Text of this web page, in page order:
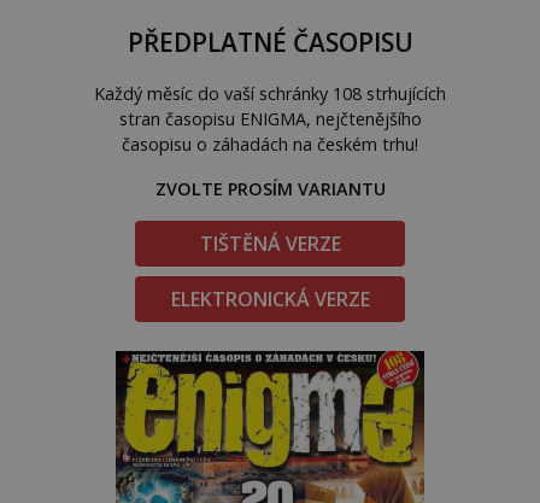
PŘEDPLATNÉ ČASOPISU
Každý měsíc do vaší schránky 108 strhujících
stran časopisu ENIGMA, nejčtenějšího
časopisu o záhadách na českém trhu!
ZVOLTE PROSÍM VARIANTU
TIŠTĚNÁ VERZE
ELEKTRONICKÁ VERZE